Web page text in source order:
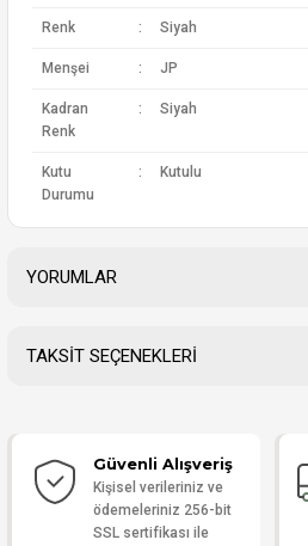
Renk : Siyah
Menşei : JP
Kadran
Renk
: Siyah
Kutu
Durumu
: Kutulu
YORUMLAR
Yorum Yaz
TAKSİT SEÇENEKLERİ
Güvenli Alışveriş
Kişisel verileriniz ve
ödemeleriniz 256-bit
SSL sertifikası ile